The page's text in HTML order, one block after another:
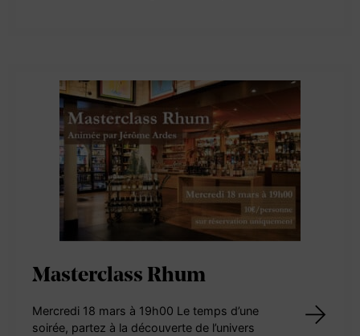
Masterclass Rhum
Mercredi 18 mars à 19h00 Le temps d’une
soirée, partez à la découverte de l’univers